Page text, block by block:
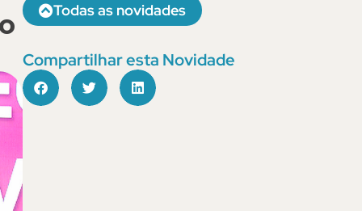
Todas as novidades
Compartilhar esta Novidade